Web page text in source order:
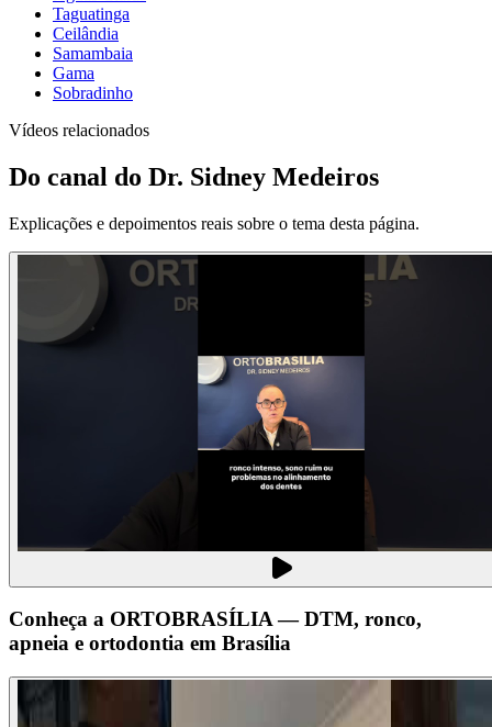
Taguatinga
Ceilândia
Samambaia
Gama
Sobradinho
Vídeos relacionados
Do canal do Dr. Sidney Medeiros
Explicações e depoimentos reais sobre o tema desta página.
Conheça a ORTOBRASÍLIA — DTM, ronco,
apneia e ortodontia em Brasília